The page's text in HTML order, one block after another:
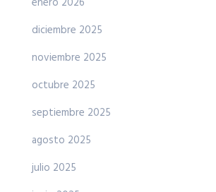
diciembre 2025
noviembre 2025
octubre 2025
septiembre 2025
agosto 2025
julio 2025